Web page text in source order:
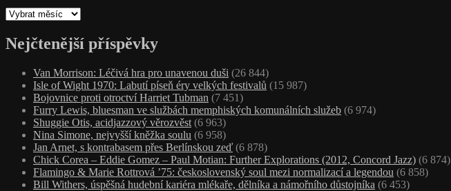
Archivy
Nejčtenější příspěvky
Van Morrison: Léčivá hra pro unavenou duši (26 844)
Isle of Wight 1970: Labutí píseň éry velkých festivalů (15 987)
Bojovnice proti otroctví Harriet Tubman (7 451)
Furry Lewis, bluesman ve službách memphiských komunálních služeb (6 974)
Shuggie Otis, acidjazzový věrozvěst (6 963)
Nina Simone, nejvyšší kněžka soulu (6 958)
Jan Arnet, s kontrabasem přes Berlínskou zeď (6 878)
Chick Corea – Eddie Gomez – Paul Motian: Further Explorations (2012, Concord Jazz) (6 874)
Flamingo & Marie Rottrová ’75: československý soul mezi normalizací a legendou (6 858)
Bill Withers, úspěšná hudební kariéra mlékaře, dělníka a námořního důstojníka (6 453)